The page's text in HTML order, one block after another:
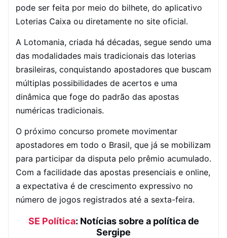
pode ser feita por meio do bilhete, do aplicativo
Loterias Caixa ou diretamente no site oficial.
A Lotomania, criada há décadas, segue sendo uma
das modalidades mais tradicionais das loterias
brasileiras, conquistando apostadores que buscam
múltiplas possibilidades de acertos e uma
dinâmica que foge do padrão das apostas
numéricas tradicionais.
O próximo concurso promete movimentar
apostadores em todo o Brasil, que já se mobilizam
para participar da disputa pelo prêmio acumulado.
Com a facilidade das apostas presenciais e online,
a expectativa é de crescimento expressivo no
número de jogos registrados até a sexta-feira.
SE Política: Notícias sobre a política de
Sergipe